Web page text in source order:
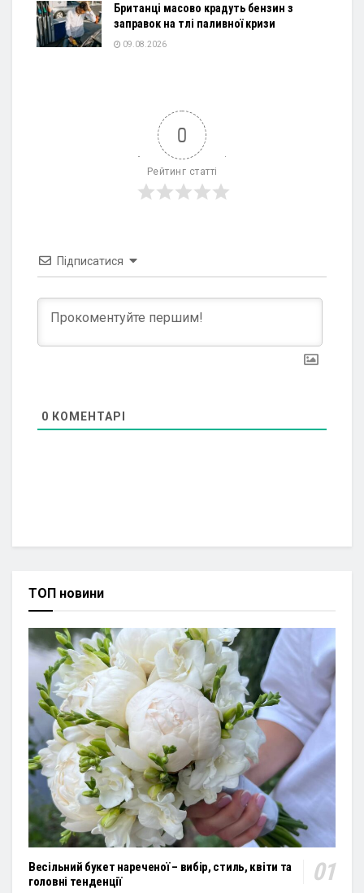
Британці масово крадуть бензин з
заправок на тлі паливної кризи
09.08.2026
0
Рейтинг статті
Підписатися
0 КОМЕНТАРІ
ТОП новини
Весільний букет нареченої – вибір, стиль, квіти та
головні тенденції